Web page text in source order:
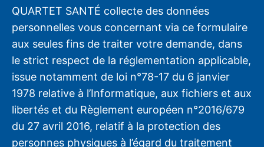
QUARTET SANTÉ collecte des données
personnelles vous concernant via ce formulaire
aux seules fins de traiter votre demande, dans
le strict respect de la réglementation applicable,
issue notamment de loi n°78-17 du 6 janvier
1978 relative à l’Informatique, aux fichiers et aux
libertés et du Règlement européen n°2016/679
du 27 avril 2016, relatif à la protection des
personnes physiques à l’égard du traitement